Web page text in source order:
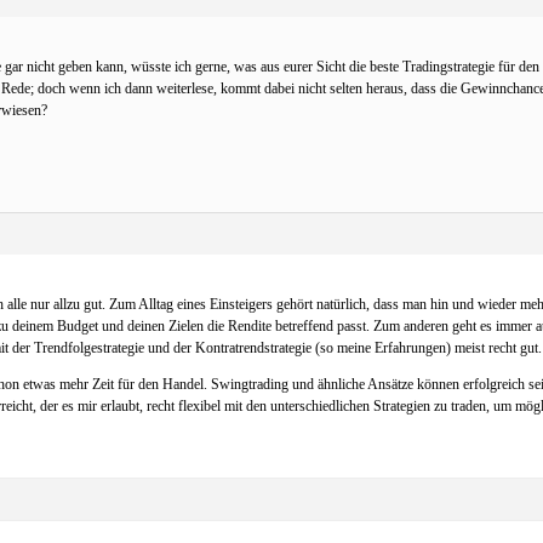
nicht geben kann, wüsste ich gerne, was aus eurer Sicht die beste Tradingstrategie für
doch wenn ich dann weiterlese, kommt dabei nicht selten heraus, dass die
nur allzu gut. Zum Alltag eines Einsteigers gehört natürlich, dass man hin und wieder
deinem Budget und deinen Zielen die Rendite betreffend passt. Zum anderen geht es
der Trendfolgestrategie und der Kontratrendstrategie (so meine Erfahrungen) meist recht gut.
etwas mehr Zeit für den Handel. Swingtrading und ähnliche Ansätze können erfolgreich
der es mir erlaubt, recht flexibel mit den unterschiedlichen Strategien zu traden, um